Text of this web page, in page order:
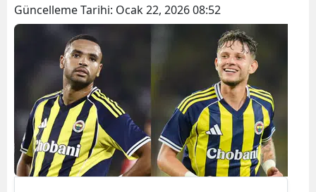
Bitlis
Bolu
Burdur
Bursa
Güncelleme Tarihi: Ocak 22, 2026 08:52